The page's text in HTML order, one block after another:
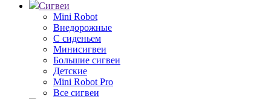
Сигвеи
Mini Robot
Внедорожные
С сиденьем
Минисигвеи
Большие сигвеи
Детские
Mini Robot Pro
Все сигвеи